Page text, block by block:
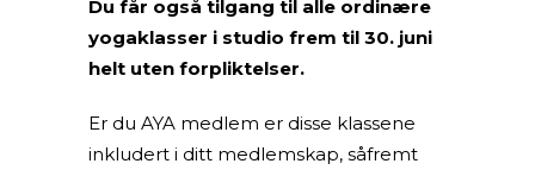
Du får også tilgang til alle ordinære
yogaklasser i studio frem til 30. juni
helt uten forpliktelser.
Er du AYA medlem er disse klassene
inkludert i ditt medlemskap, såfremt